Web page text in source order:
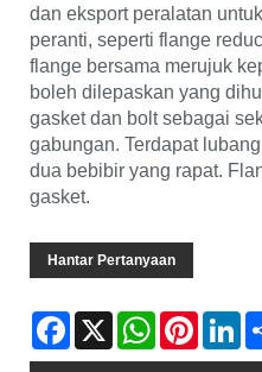
dan eksport peralatan
peranti, seperti flange
flange bersama merujuk
boleh dilepaskan yang
gasket dan bolt sebagai
gabungan. Terdapat
dua bebibir yang rapat.
gasket.
Hantar Pertanyaan
Facebook
X WhatsApp